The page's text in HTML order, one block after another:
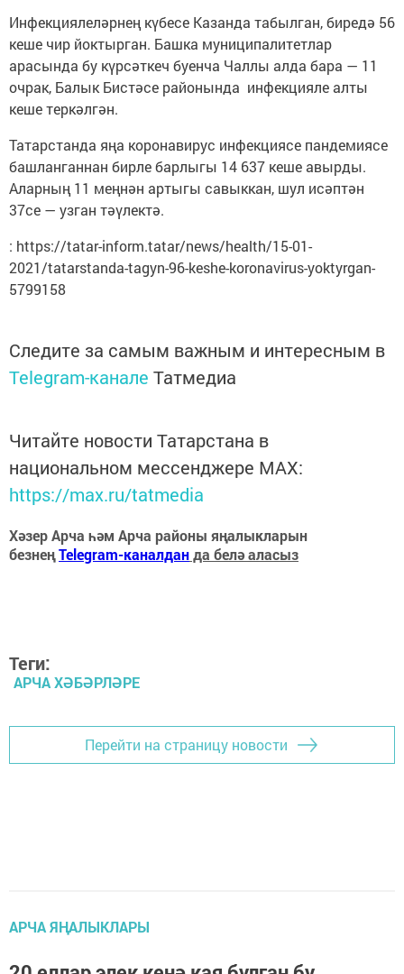
Инфекциялеләрнең күбесе Казанда табылган, биредә 56
кеше чир йоктырган. Башка муниципалитетлар
арасында бу күрсәткеч буенча Чаллы алда бара — 11
очрак, Балык Бистәсе районында инфекцияле алты
кеше теркәлгән.
Татарстанда яңа коронавирус инфекциясе пандемиясе
башланганнан бирле барлыгы 14 637 кеше авырды.
Аларның 11 меңнән артыгы савыккан, шул исәптән
37се — узган тәүлектә.
: https://tatar-inform.tatar/news/health/15-01-
2021/tatarstanda-tagyn-96-keshe-koronavirus-yoktyrgan-
5799158
Следите за самым важным и интересным в
Telegram-канале Татмедиа
Читайте новости Татарстана в
национальном мессенджере MАХ:
https://max.ru/tatmedia
Хәзер Арча һәм Арча районы яңалыкларын
безнеңTelegram-каналданда белә аласыз
Теги:
АРЧА ХӘБӘРЛӘРЕ
Перейти на страницу новости
АРЧА ЯҢАЛЫКЛАРЫ